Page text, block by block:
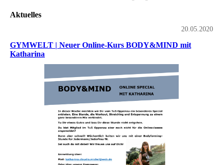
Aktuelles
20.05.2020
GYMWELT | Neuer Online-Kurs BODY&MIND mit
Katharina